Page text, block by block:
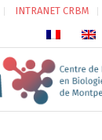
INTRANET CRBM